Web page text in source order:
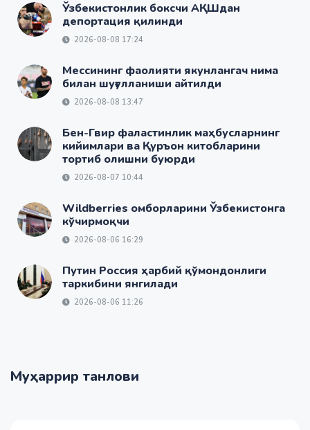
Ўзбекистонлик боксчи АҚШдан
депортация қилинди
2026-08-08 17:24
Мессининг фаолияти якунлангач нима
билан шуғулланиши айтилди
2026-08-08 13:47
Бен-Гвир фаластинлик маҳбусларнинг
кийимлари ва Қуръон китобларини
тортиб олишни буюрди
2026-08-07 10:44
Wildberries омборларини Ўзбекистонга
кўчирмоқчи
2026-08-06 16:29
Путин Россия ҳарбий қўмондонлиги
таркибини янгилади
2026-08-06 11:26
Муҳаррир танлови